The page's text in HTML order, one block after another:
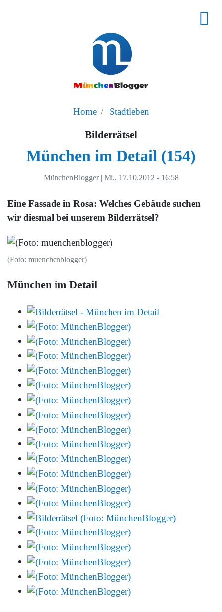
Home Stadtleben
Bilderrätsel
München im Detail (154)
MünchenBlogger | Mi., 17.10.2012 - 16:58
Eine Fassade in Rosa: Welches Gebäude suchen
wir diesmal bei unserem Bilderrätsel?
(Foto: muenchenblogger)
München im Detail